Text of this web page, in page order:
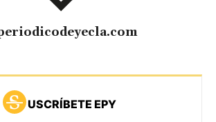
USCRÍBETE EPY